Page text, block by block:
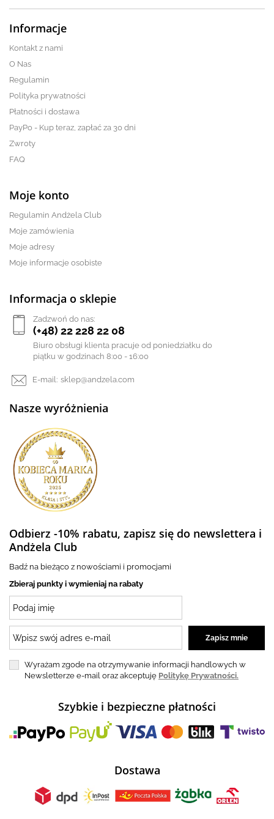
Informacje
Kontakt z nami
O Nas
Regulamin
Polityka prywatności
Płatności i dostawa
PayPo - Kup teraz, zapłać za 30 dni
Zwroty
FAQ
Moje konto
Regulamin Andżela Club
Moje zamówienia
Moje adresy
Moje informacje osobiste
Informacja o sklepie
Zadzwoń do nas:
(+48) 22 228 22 08
Biuro obsługi klienta pracuje od poniedziałku do
piątku w godzinach 8:00 - 16:00
E-mail: sklep@andzela.com
Nasze wyróżnienia
Odbierz -10% rabatu, zapisz się do newslettera i
Andżela Club
Badź na bieżąco z nowościami i promocjami
Zbieraj punkty i wymieniaj na rabaty
Wyrażam zgode na otrzymywanie informacji handlowych w
Newsletterze e-mail oraz akceptuję Politykę Prywatności.
Szybkie i bezpieczne płatności
Dostawa